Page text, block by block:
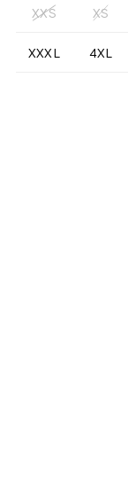
XXS XS
XXXL 4XL